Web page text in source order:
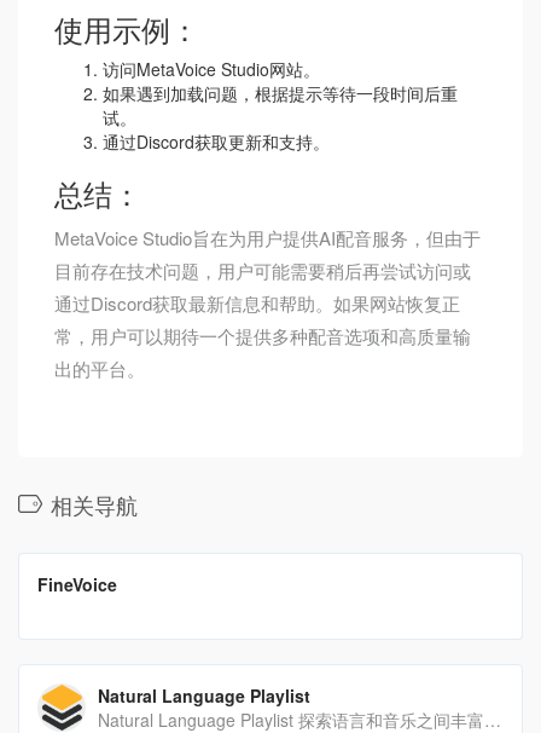
使用示例：
访问MetaVoice Studio网站。
如果遇到加载问题，根据提示等待一段时间后重
试。
通过Discord获取更新和支持。
总结：
MetaVoice Studio旨在为用户提供AI配音服务，但由于
目前存在技术问题，用户可能需要稍后再尝试访问或
通过Discord获取最新信息和帮助。如果网站恢复正
常，用户可以期待一个提供多种配音选项和高质量输
出的平台。
相关导航
FineVoice
Natural Language Playlist
Natural Language Playlist 探索语言和音乐之间丰富而复杂的关系，并使用 Transformer 语言模型构建播放列表。由于没有更好的术语，音乐推荐是一种“闭门造车”的东西。